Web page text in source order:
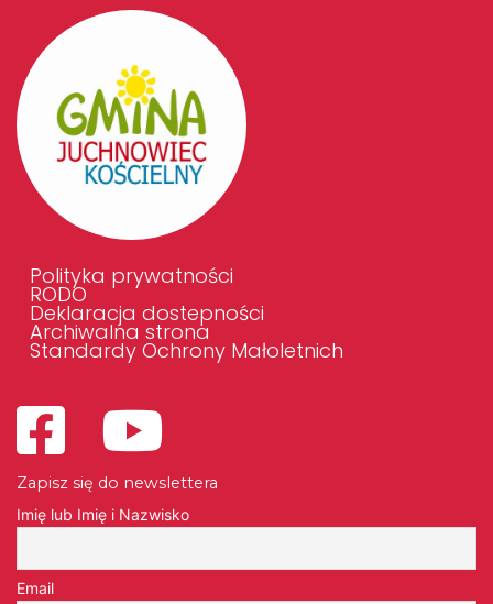
Polityka prywatności
RODO
Deklaracja dostepności
Archiwalna strona
Standardy Ochrony Małoletnich
Zapisz się do newslettera
Imię lub Imię i Nazwisko
Email